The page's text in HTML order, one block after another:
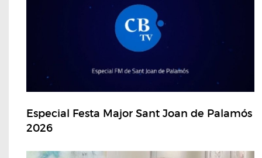
Especial Festa Major Sant Joan de Palamós
2026